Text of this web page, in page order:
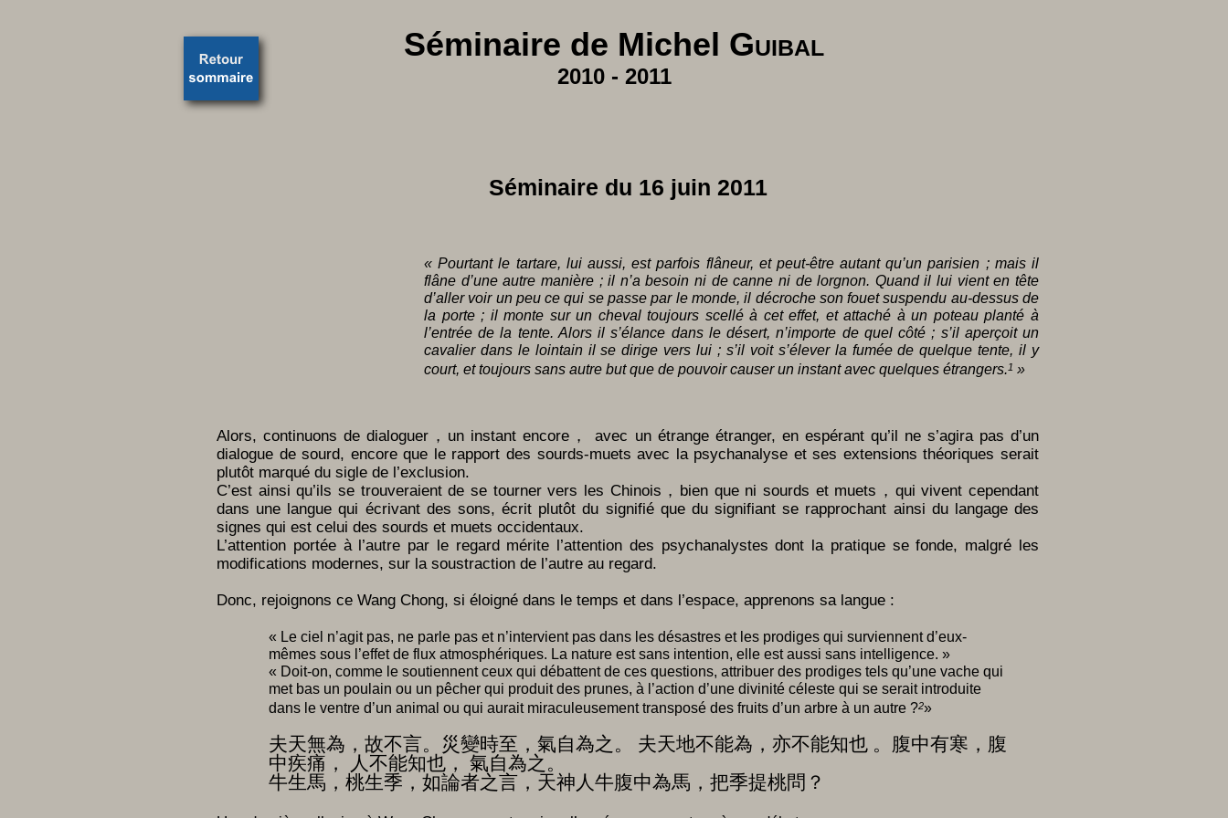
Séminaire du 16 juin 2011
« Pourtant le tartare, lui aussi, est parfois flâneur, et peut-être autant qu’un parisien ; mais il
flâne d’une autre manière ; il n’a besoin ni de canne ni de lorgnon. Quand il lui vient en tête
d’aller voir un peu ce qui se passe par le monde, il décroche son fouet suspendu au-dessus de
la porte ; il monte sur un cheval toujours scellé à cet effet, et attaché à un poteau planté à
l’entrée de la tente. Alors il s’élance dans le désert, n’importe de quel côté ; s’il aperçoit un
cavalier dans le lointain il se dirige vers lui ; s’il voit s’élever la fumée de quelque tente, il y
court, et toujours sans autre but que de pouvoir causer un instant avec quelques étrangers.1 »
Alors, continuons de dialoguer，un instant encore， avec un étrange étranger, en espérant qu’il ne s’agira pas d’un
dialogue de sourd, encore que le rapport des sourds-muets avec la psychanalyse et ses extensions théoriques serait
plutôt marqué du sigle de l’exclusion.
C’est ainsi qu’ils se trouveraient de se tourner vers les Chinois，bien que ni sourds et muets，qui vivent cependant
dans une langue qui écrivant des sons, écrit plutôt du signifié que du signifiant se rapprochant ainsi du langage des
signes qui est celui des sourds et muets occidentaux.
L’attention portée à l’autre par le regard mérite l’attention des psychanalystes dont la pratique se fonde, malgré les
modifications modernes, sur la soustraction de l’autre au regard.
Donc, rejoignons ce Wang Chong, si éloigné dans le temps et dans l’espace, apprenons sa langue :
« Le ciel n’agit pas, ne parle pas et n’intervient pas dans les désastres et les prodiges qui surviennent d’eux-
mêmes sous l’effet de flux atmosphériques. La nature est sans intention, elle est aussi sans intelligence. »
« Doit-on, comme le soutiennent ceux qui débattent de ces questions, attribuer des prodiges tels qu’une vache qui
met bas un poulain ou un pêcher qui produit des prunes, à l’action d’une divinité céleste qui se serait introduite
dans le ventre d’un animal ou qui aurait miraculeusement transposé des fruits d’un arbre à un autre ?2»
夫天無為，故不言。災變時至，氣自為之。 夫天地不能為，亦不能知也 。腹中有寒，腹
中疾痛， 人不能知也， 氣自為之。
牛生馬，桃生季，如論者之言，天神人牛腹中為馬，把季提桃問？
Séminaire de Michel Guibal
2010 - 2011